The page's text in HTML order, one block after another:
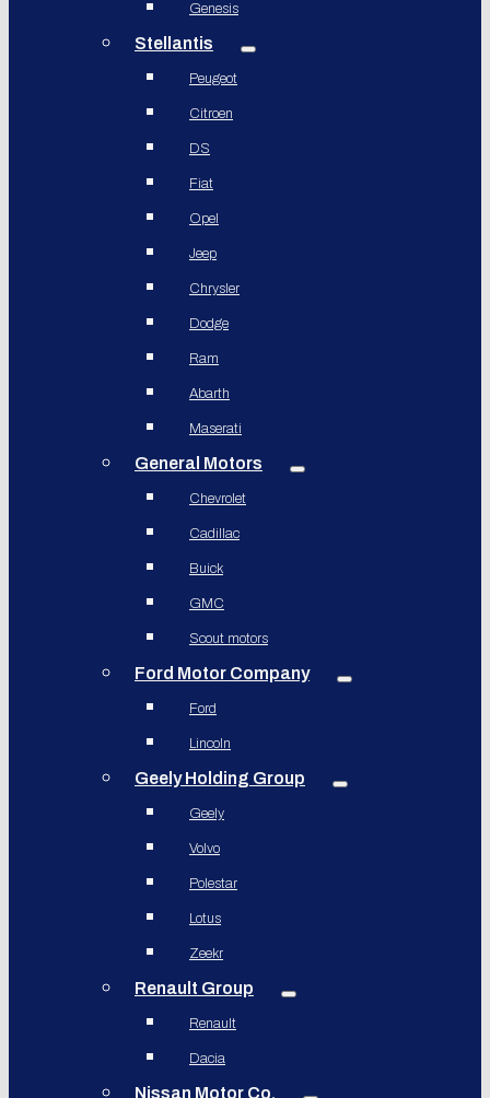
Genesis
Stellantis
Peugeot
Citroen
DS
Fiat
Opel
Jeep
Chrysler
Dodge
Ram
Abarth
Maserati
General Motors
Chevrolet
Cadillac
Buick
GMC
Scout motors
Ford Motor Company
Ford
Lincoln
Geely Holding Group
Geely
Volvo
Polestar
Lotus
Zeekr
Renault Group
Renault
Dacia
Nissan Motor Co.